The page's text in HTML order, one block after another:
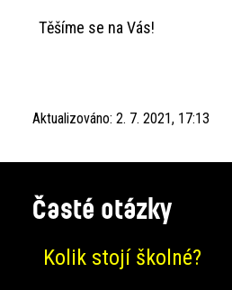
Těšíme se na Vás!
Aktualizováno: 2. 7. 2021, 17:13
Časté otázky
Kolik stojí školné?